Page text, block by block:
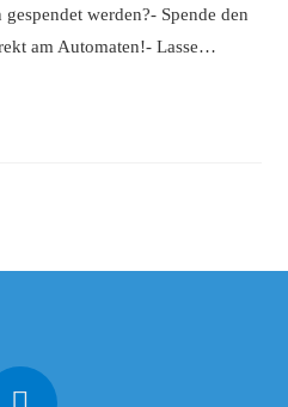
werden?- Spende den
am Automaten!- Lasse…